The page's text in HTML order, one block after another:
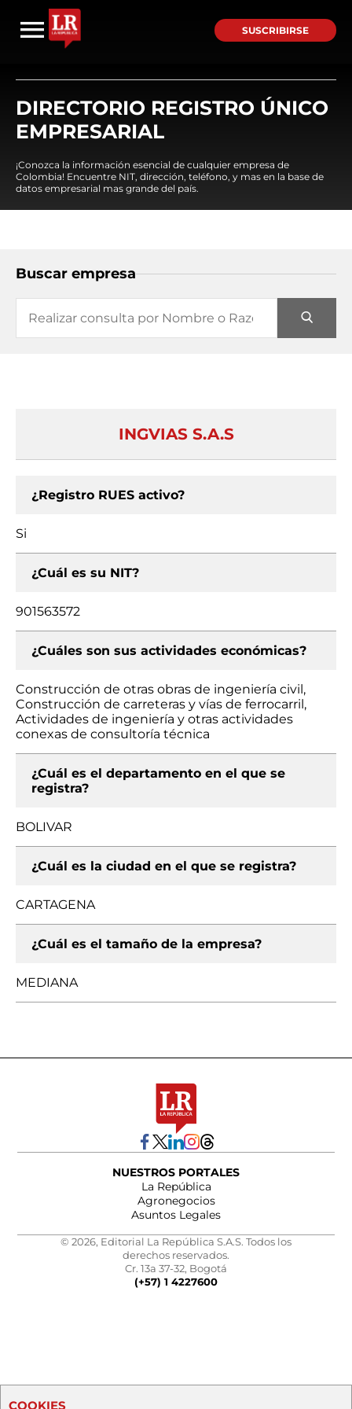
SUSCRIBIRSE
DIRECTORIO REGISTRO ÚNICO
EMPRESARIAL
¡Conozca la información esencial de cualquier empresa de
Colombia! Encuentre NIT, dirección, teléfono, y mas en la base de
datos empresarial mas grande del país.
Buscar empresa
INGVIAS S.A.S
¿Registro RUES activo?
Si
¿Cuál es su NIT?
901563572
¿Cuáles son sus actividades económicas?
Construcción de otras obras de ingeniería civil,
Construcción de carreteras y vías de ferrocarril,
Actividades de ingeniería y otras actividades
conexas de consultoría técnica
¿Cuál es el departamento en el que se
registra?
BOLIVAR
¿Cuál es la ciudad en el que se registra?
CARTAGENA
¿Cuál es el tamaño de la empresa?
MEDIANA
NUESTROS PORTALES
La República
Agronegocios
Asuntos Legales
© 2026, Editorial La República S.A.S. Todos los
derechos reservados.
Cr. 13a 37-32, Bogotá
(+57) 1 4227600
COOKIES